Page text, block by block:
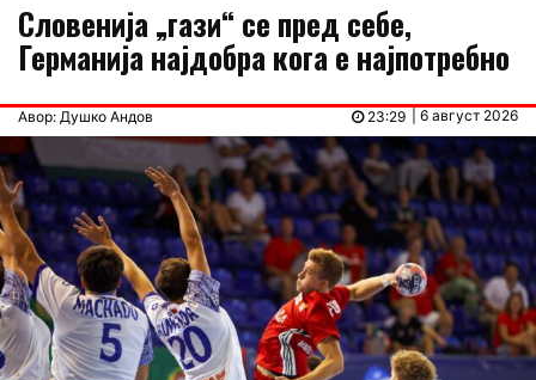
Словенија „гази“ се пред себе,
Германија најдобра кога е најпотребно
Авор: Душко Андов | 6 август 2026
23:29